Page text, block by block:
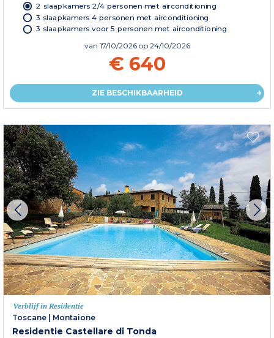
2 slaapkamers 2/4 personen met airconditioning
3 slaapkamers 4 personen met airconditioning
3 slaapkamers voor 5 personen met airconditioning
van 17/10/2026 op 24/10/2026
€ 640
ZIE BESCHIKBAARHEID
Verblijf in Residentie
Toscane
Montaione
Residentie Castellare di Tonda